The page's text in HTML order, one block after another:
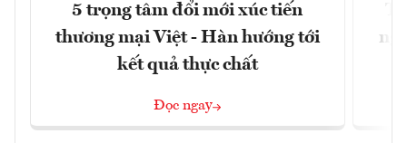
5 trọng tâm đổi mới xúc tiến
thương mại Việt - Hàn hướng tới
kết quả thực chất
Đọc ngay